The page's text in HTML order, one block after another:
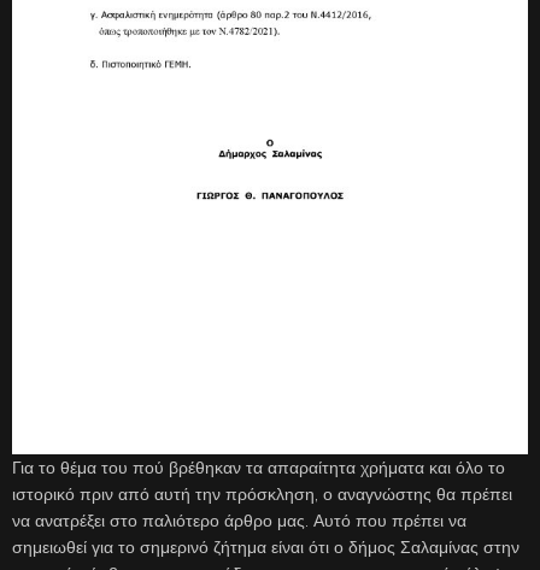
Για το θέμα του πού βρέθηκαν τα απαραίτητα χρήματα και όλο το
ιστορικό πριν από αυτή την πρόσκληση, ο αναγνώστης θα πρέπει
να ανατρέξει στο παλιότερο άρθρο μας. Αυτό που πρέπει να
σημειωθεί για το σημερινό ζήτημα είναι ότι ο δήμος Σαλαμίνας στην